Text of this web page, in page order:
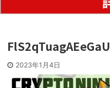
FlS2qTuagAEeGaU
2023年1月4日